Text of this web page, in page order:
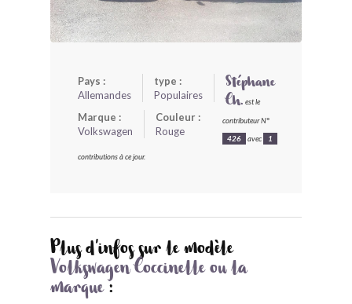
Pays :
Allemandes
type :
Populaires
Marque :
Volkswagen
Couleur :
Rouge
Stéphane
Ch. est le
contributeur N°
426 avec 1
contributions à ce jour.
Plus d'infos sur le modèle
Volkswagen Coccinelle ou la
marque: